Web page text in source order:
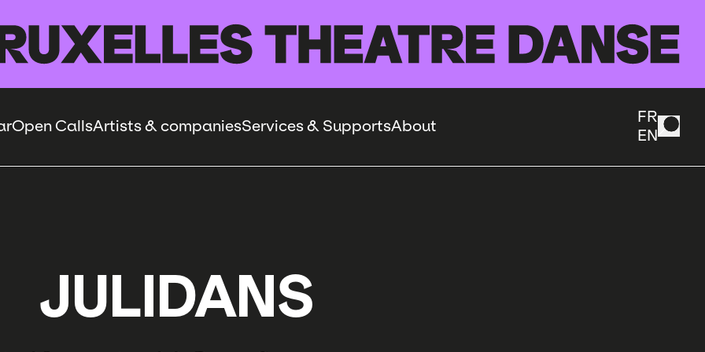
Open CallsArtists & companiesServices & SupportsAbout
FR
EN
JULIDANS